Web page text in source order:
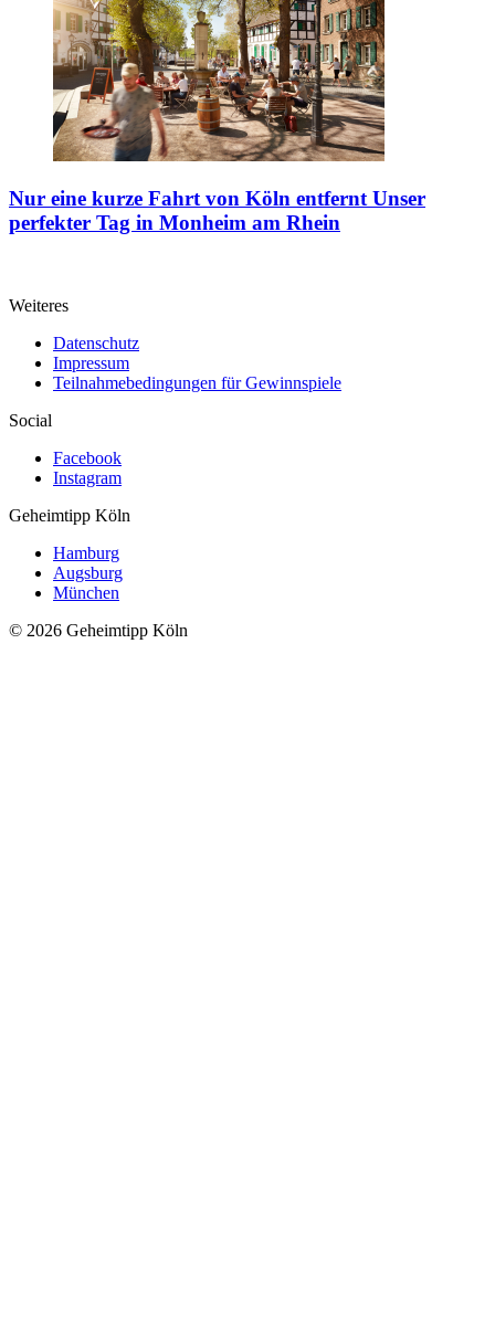
Nur eine kurze Fahrt von Köln entfernt Unser
perfekter Tag in Monheim am Rhein
Weiteres
Datenschutz
Impressum
Teilnahmebedingungen für Gewinnspiele
Social
Facebook
Instagram
Geheimtipp Köln
Hamburg
Augsburg
München
© 2026 Geheimtipp Köln